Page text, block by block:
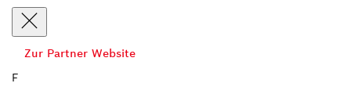
Zur Partner Website
F